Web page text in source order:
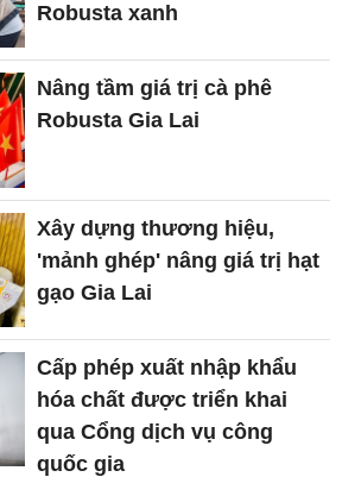
Robusta xanh
Nâng tầm giá trị cà phê
Robusta Gia Lai
Xây dựng thương hiệu,
'mảnh ghép' nâng giá trị hạt
gạo Gia Lai
Cấp phép xuất nhập khẩu
hóa chất được triển khai
qua Cổng dịch vụ công
quốc gia